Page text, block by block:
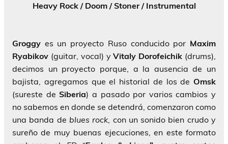
Heavy Rock / Doom / Stoner / Instrumental
Groggy es un proyecto Ruso conducido por Maxim
Ryabikov (guitar, vocal) yVitaly Dorofeichik (drums),
decimos un proyecto porque, a la ausencia de un
bajista, agregamos que el historial de los de Omsk
(sureste deSiberia) a pasado por varios cambios y
no sabemos en donde se detendrá, comenzaron como
una banda de blues rock, con un sonido bien crudo y
sureño de muy buenas ejecuciones, en este formato